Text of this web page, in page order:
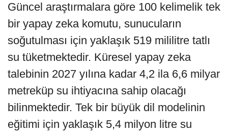
Güncel araştırmalara göre 100 kelimelik tek
bir yapay zeka komutu, sunucuların
soğutulması için yaklaşık 519 mililitre tatlı
su tüketmektedir. Küresel yapay zeka
talebinin 2027 yılına kadar 4,2 ila 6,6 milyar
metreküp su ihtiyacına sahip olacağı
bilinmektedir. Tek bir büyük dil modelinin
eğitimi için yaklaşık 5,4 milyon litre su